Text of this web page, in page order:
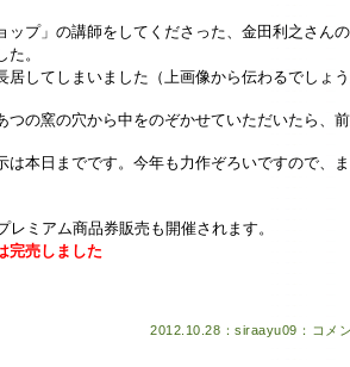
ップ」の講師をしてくださった、金田利之さん
。
してしまいました（上画像から伝わるでしょう
つの窯の穴から中をのぞかせていただいたら、
は本日までです。今年も力作ぞろいですので、
ミアム商品券販売も開催されます。
完売しました
2012.10.28：siraayu09： コメ